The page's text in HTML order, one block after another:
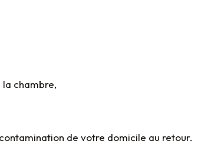
chambre,
de votre domicile au retour.